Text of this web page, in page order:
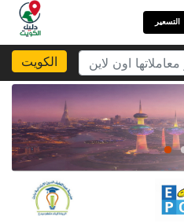
التسعير
الكويت